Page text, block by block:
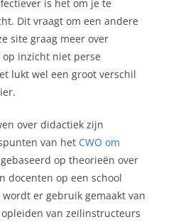
is het om je te
Dit vraagt om een andere
site graag meer over
inzicht niet perse
lukt wel een groot verschil
over didactiek zijn
van het CWO om
op theorieën over
docenten op een school
er gebruik gemaakt van
van zeilinstructeurs